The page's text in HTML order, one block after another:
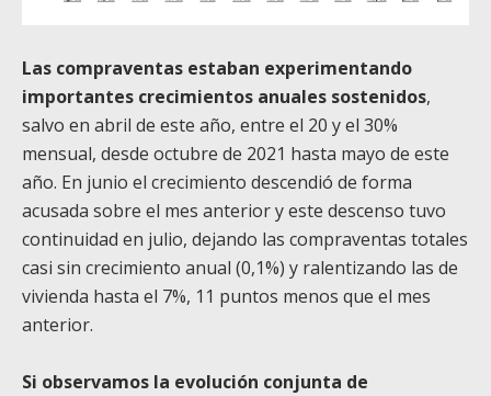
Las compraventas estaban experimentando
importantes crecimientos anuales sostenidos,
salvo en abril de este año, entre el 20 y el 30%
mensual, desde octubre de 2021 hasta mayo de este
año. En junio el crecimiento descendió de forma
acusada sobre el mes anterior y este descenso tuvo
continuidad en julio, dejando las compraventas totales
casi sin crecimiento anual (0,1%) y ralentizando las de
vivienda hasta el 7%, 11 puntos menos que el mes
anterior.
Si observamos la evolución conjunta de